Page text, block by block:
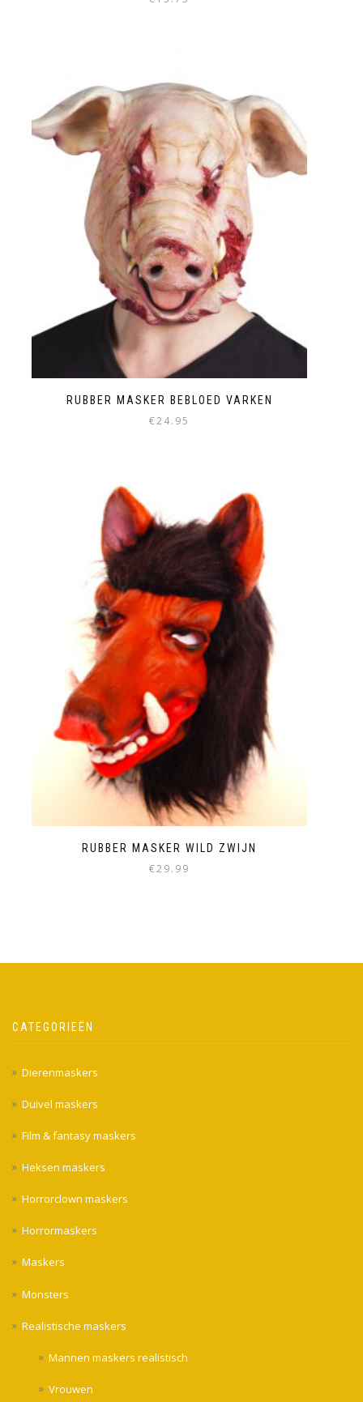
RUBBER MASKER BEBLOED VARKEN
€24.95
RUBBER MASKER WILD ZWIJN
€29.99
CATEGORIEËN
Dierenmaskers
Duivel maskers
Film & fantasy maskers
Heksen maskers
Horrorclown maskers
Horrormaskers
Maskers
Monsters
Realistische maskers
Mannen maskers realistisch
Vrouwen